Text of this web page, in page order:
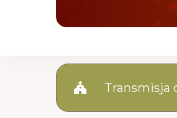
church Transmisja